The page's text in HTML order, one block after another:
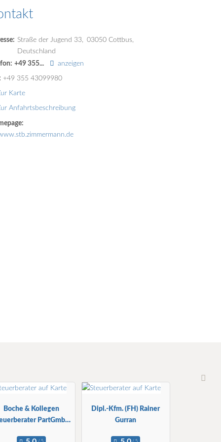
Straße der Jugend 33 03050 Cottbus
Deutschland
+49 355... anzeigen
+49 355 43099980
Karte
Anfahrtsbeschreibung
Boche & Kollegen
PartGmbB
Dipl.-Kfm. (FH) Rainer
Gurran